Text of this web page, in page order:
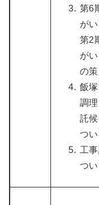
第6
が
第2
が
の
飯
調
託
つ
工
つ